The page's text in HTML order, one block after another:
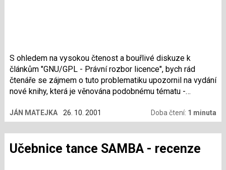
S ohledem na vysokou čtenost a bouřlivé diskuze k
článkům "GNU/GPL - Právní rozbor licence", bych rád
čtenáře se zájmem o tuto problematiku upozornil na vydání
nové knihy, která je věnována podobnému tématu -
JÁN MATEJKA 26. 10. 2001 Doba čtení: 1 minuta
Učebnice tance SAMBA - recenze